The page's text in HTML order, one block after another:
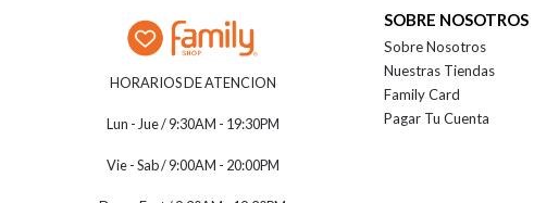
HORARIOS DE ATENCION
Lun - Jue / 9:30AM - 19:30PM
Vie - Sab / 9:00AM - 20:00PM
SOBRE NOSOTROS
Sobre Nosotros
Nuestras Tiendas
Family Card
Pagar Tu Cuenta